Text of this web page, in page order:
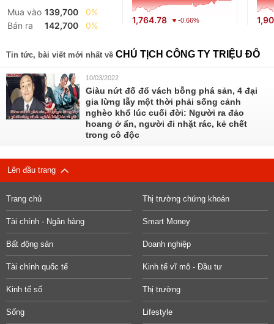
Mua vào 139,700
0%
Bán ra
142,700 0%
1,764.78 -0.66%
Tin tức, bài viết mới nhất về CHỦ TỊCH CÔNG TY TRIỆU ĐÔ
10/03/2022
Giàu nứt đố đổ vách bỗng phá sản, 4 đại
gia lừng lẫy một thời phải sống cảnh
nghèo khổ lúc cuối đời: Người ra đảo
hoang ở ẩn, người đi nhặt rác, kẻ chết
trong cô độc
Lên đầu trang
Trang chủ Thị trường chứng khoán
Tài chính - Ngân hàng Smart Money
Bất động sản Doanh nghiệp
Tài chính quốc tế Kinh tế vĩ mô - Đầu tư
Kinh tế số Thị trường
Sống Lifestyle